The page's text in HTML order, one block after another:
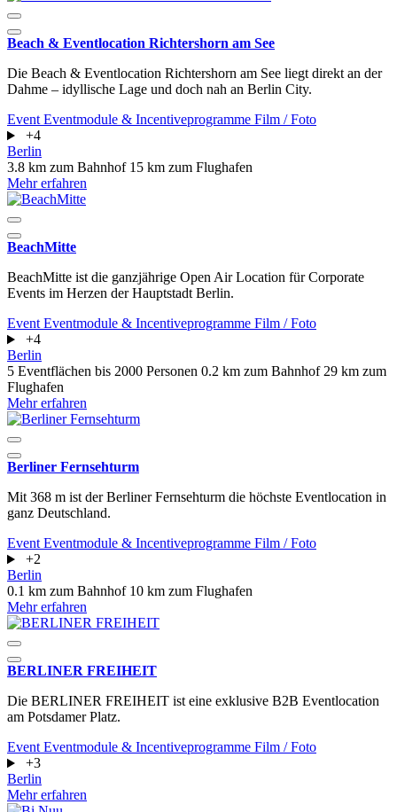
Beach & Eventlocation Richtershorn am See
Die Beach & Eventlocation Richtershorn am See liegt direkt an der
Dahme – idyllische Lage und doch nah an Berlin City.
Event Eventmodule & Incentiveprogramme Film / Foto
+4
Berlin
3.8 km zum Bahnhof 15 km zum Flughafen
Mehr erfahren
BeachMitte
BeachMitte ist die ganzjährige Open Air Location für Corporate
Events im Herzen der Hauptstadt Berlin.
Event Eventmodule & Incentiveprogramme Film / Foto
+4
Berlin
5 Eventflächen bis 2000 Personen 0.2 km zum Bahnhof 29 km zum
Flughafen
Mehr erfahren
Berliner Fernsehturm
Mit 368 m ist der Berliner Fernsehturm die höchste Eventlocation in
ganz Deutschland.
Event Eventmodule & Incentiveprogramme Film / Foto
+2
Berlin
0.1 km zum Bahnhof 10 km zum Flughafen
Mehr erfahren
BERLINER FREIHEIT
Die BERLINER FREIHEIT ist eine exklusive B2B Eventlocation
am Potsdamer Platz.
Event Eventmodule & Incentiveprogramme Film / Foto
+3
Berlin
Mehr erfahren